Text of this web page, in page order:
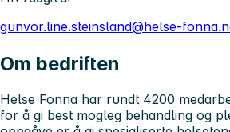
gunvor.line.steinsland@helse-
Om bedriften
Helse Fonna har rundt 4200
for å gi best mogleg behandling og